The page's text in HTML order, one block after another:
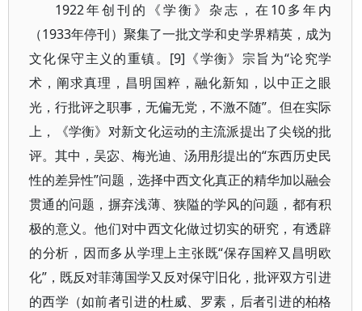
1922年创刊的《学衡》杂志，在10多年内
（1933年停刊）聚集了一批文学和史学界精英，成为
文化保守主义的重镇。[9]《学衡》宗旨为“论究学
术，阐求真理，昌明国粹，融化新知，以中正之眼
光，行批评之职事，无偏无党，不激不随”。但在实际
上，《学衡》对新文化运动的主流派提出了尖锐的批
评。其中，吴宓、梅光迪、汤用彤提出的“东西历史民
性的差异性”问题，选择中西文化真正的精华加以融会
贯通的问题，摒弃浅薄、狭隘的学风的问题，都有积
极的意义。他们对中西文化做过切实的研究，有透辟
的分析，因而多从学理上主张既“保存国粹又昌明欧
化”，既反对菲薄国学又反对保守旧化，批评双方引进
的西学（如前者引进的杜威、罗素，后者引进的柏格